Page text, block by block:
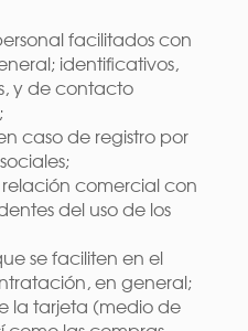
facilitados con
identificativos,
y de contacto
caso de registro por
comercial con
del uso de los
se faciliten en el
en general;
la tarjeta (medio de